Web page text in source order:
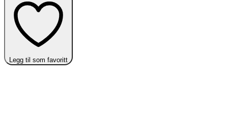
Legg til som favoritt